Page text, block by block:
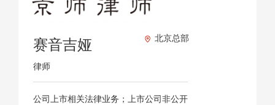
赛音吉娅
律师
北京总部
公司上市相关法律业务；上市公司非公开